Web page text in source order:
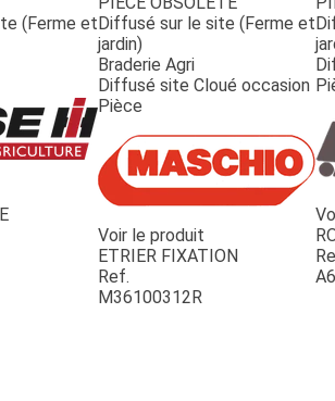
JOUET
ESPACES VERTS
(Ferme etDiffusé sur le site (Ferme et
jardin)
Braderie Agri
Diffusé site Cloué occasion
Pièce
Voir le produit
ETRIER FIXATION
Ref.
M36100312R